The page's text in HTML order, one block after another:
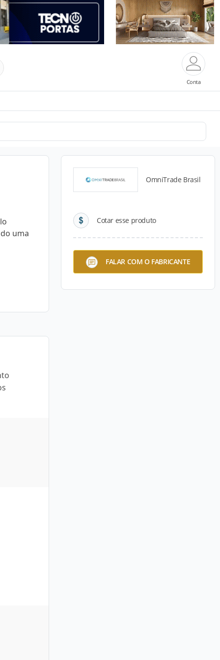
Conta
uma
OmniTrade Brasil
Cotar esse produto
FALAR COM O FABRICANTE